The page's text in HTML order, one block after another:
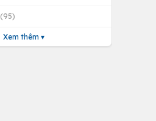
(95)
Xem thêm ▾